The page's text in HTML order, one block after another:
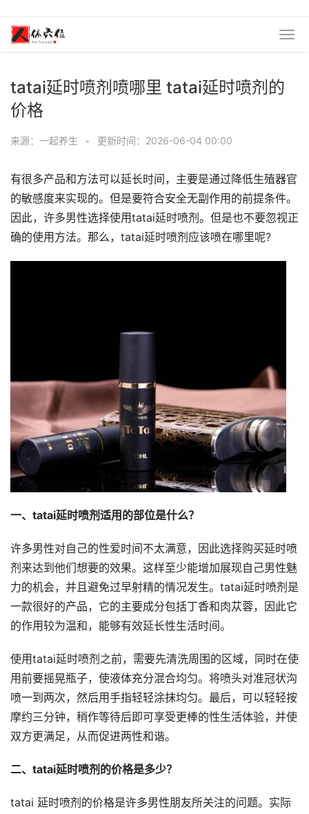
tatai延时喷剂喷哪里 tatai延时喷剂的
价格
来源：一起养生 • 更新时间：2026-06-04 00:00
有很多产品和方法可以延长时间，主要是通过降低生殖器官
的敏感度来实现的。但是要符合安全无副作用的前提条件。
因此，许多男性选择使用tatai延时喷剂。但是也不要忽视正
确的使用方法。那么，tatai延时喷剂应该喷在哪里呢?
一、tatai延时喷剂适用的部位是什么？
许多男性对自己的性爱时间不太满意，因此选择购买延时喷
剂来达到他们想要的效果。这样至少能增加展现自己男性魅
力的机会，并且避免过早射精的情况发生。tatai延时喷剂是
一款很好的产品，它的主要成分包括丁香和肉苁蓉，因此它
的作用较为温和，能够有效延长性生活时间。
使用tatai延时喷剂之前，需要先清洗周围的区域，同时在使
用前要摇晃瓶子，使液体充分混合均匀。将喷头对准冠状沟
喷一到两次，然后用手指轻轻涂抹均匀。最后，可以轻轻按
摩约三分钟，稍作等待后即可享受更棒的性生活体验，并使
双方更满足，从而促进两性和谐。
二、tatai延时喷剂的价格是多少？
tatai 延时喷剂的价格是许多男性朋友所关注的问题。实际